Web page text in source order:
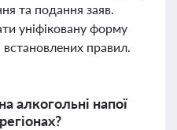
та подання заяв.
уніфіковану форму
правил.
алкогольні напої